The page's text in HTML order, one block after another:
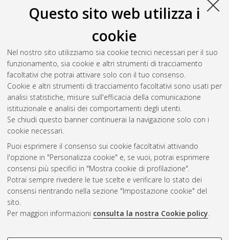
Questo sito web utilizza i
cookie
Nel nostro sito utilizziamo sia cookie tecnici necessari per il suo
funzionamento, sia cookie e altri strumenti di tracciamento
facoltativi che potrai attivare solo con il tuo consenso.
Cookie e altri strumenti di tracciamento facoltativi sono usati per
analisi statistiche, misure sull'efficacia della comunicazione
istituzionale e analisi dei comportamenti degli utenti.
Se chiudi questo banner continuerai la navigazione solo con i
cookie necessari.
Puoi esprimere il consenso sui cookie facoltativi attivando
l'opzione in "Personalizza cookie" e, se vuoi, potrai esprimere
consensi più specifici in "Mostra cookie di profilazione".
Potrai sempre rivedere le tue scelte e verificare lo stato dei
consensi rientrando nella sezione "Impostazione cookie" del
sito.
Per maggiori informazioni consulta la nostra Cookie policy.
Zhu, Boheng(2021) Promoting Weight Loss and Psychological
Well-being in patients with obesity: A Sequential Combination
of Behavioral Lifestyle and Well-Being Intervention
[Dissertation thesis], Alma Mater Studiorum Università di
Bologna. Dottorato di ricerca inPsicologia, 33 Ciclo. DOI
10.6092/unibo/amsdottorato/9561.
Questa lista e' stata generata ilSat Aug 8 20:48:07 2026
Atom
Rss 1.0
Rss 2.0
ISSN: 2038-7946